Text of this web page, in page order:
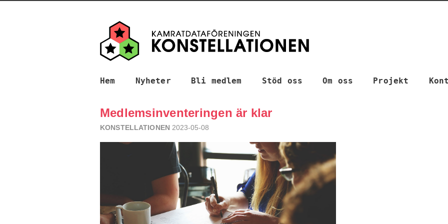
Hem Nyheter Bli medlem Stöd oss Om oss Projekt
Medlemsinventeringen är klar
KONSTELLATIONEN 2023-05-08